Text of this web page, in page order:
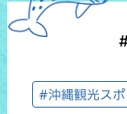
#沖縄観光スポ